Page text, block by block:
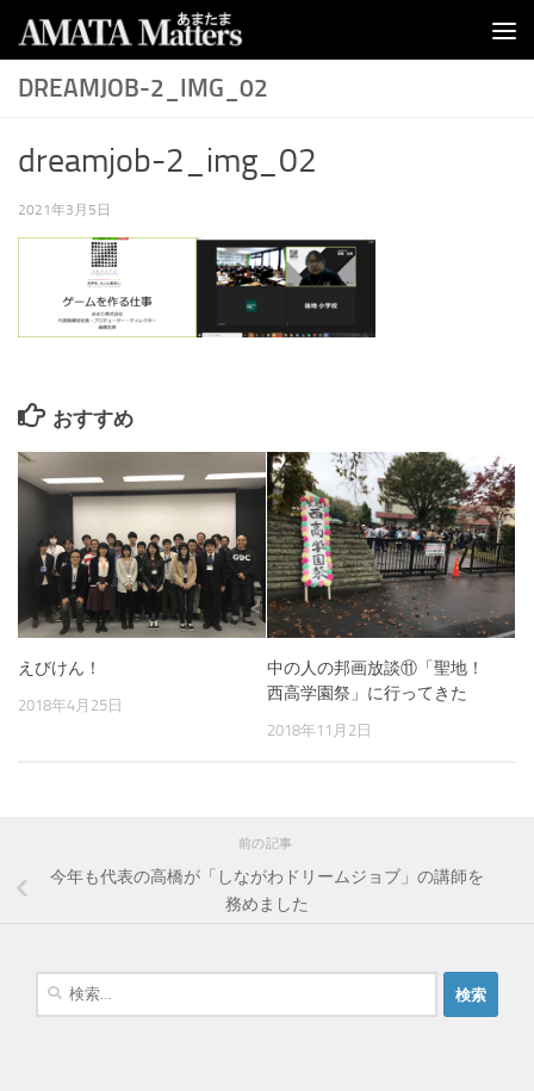
コンテンツへスキップ
DREAMJOB-2_IMG_02
dreamjob-2_img_02
2021年3月5日
おすすめ
えびけん！
2018年4月25日
中の人の邦画放談⑪「聖地！
西高学園祭」に行ってきた
2018年11月2日
前の記事
今年も代表の高橋が「しながわドリームジョブ」の講師を
務めました
検